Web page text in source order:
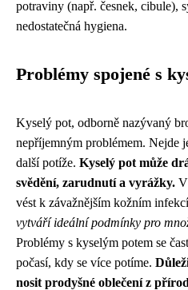
potraviny (např. česnek, cibule),
nedostatečná hygiena.
Problémy spojené s
Kyselý pot, odborně nazývaný
nepříjemným problémem. Nejde
další potíže. Kyselý pot může
svědění, zarudnutí a vyrážky.
vést k závažnějším kožním
vytváří ideální podmínky pro
Problémy s kyselým potem se
počasí, kdy se více potíme.
nosit prodyšné oblečení z